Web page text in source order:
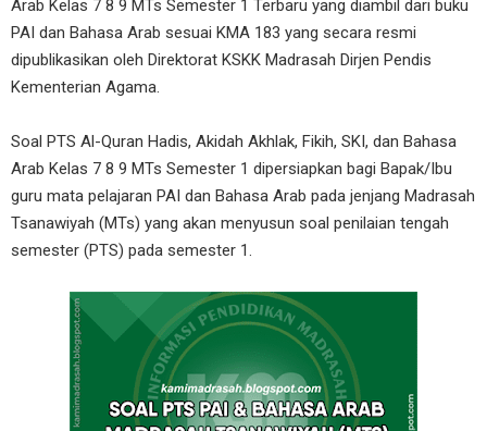
Arab Kelas 7 8 9 MTs Semester 1 Terbaru yang diambil dari buku
PAI dan Bahasa Arab sesuai KMA 183 yang secara resmi
dipublikasikan oleh Direktorat KSKK Madrasah Dirjen Pendis
Kementerian Agama.
Soal PTS Al-Quran Hadis, Akidah Akhlak, Fikih, SKI, dan Bahasa
Arab Kelas 7 8 9 MTs Semester 1 dipersiapkan bagi Bapak/Ibu
guru mata pelajaran PAI dan Bahasa Arab pada jenjang Madrasah
Tsanawiyah (MTs) yang akan menyusun soal penilaian tengah
semester (PTS) pada semester 1.